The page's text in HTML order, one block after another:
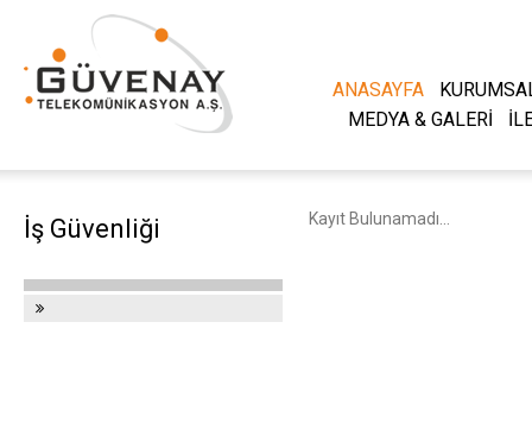
ANASAYFA
MEDYA & GALERİ
İş Güvenliği Kayıt Bulunamadı...